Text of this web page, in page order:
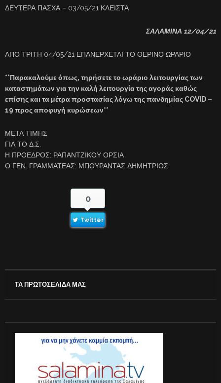
ΔΕΥΤΕΡΑ ΠΑΣΧΑ – 03/05/21 ΚΛΕΙΣΤΑ
ΣΑΛΑΜΙΝΑ 12/04/21
ΑΠΟ ΤΡΙΤΗ 04/05/21 ΕΠΑΝΕΡΧΕΤΑΙ ΤΟ ΘΕΡΙΝΟ ΩΡΑΡΙΟ
**Παρακαλούμε όπως, τηρήσετε το ωράριο λειτουργίας των
καταστημάτων για την καλή λειτουργία της αγοράς καθώς
επίσης και τα μέτρα προστασίας λόγω της πανδημίας COVID –
19 προς αποφυγή κυρώσεων**
ΜΕΤΑ ΤΙΜΗΣ
ΓΙΑ ΤΟ Δ.Σ.
Η ΠΡΟΕΔΡΟΣ: ΡΑΠΑΝΤΖΙΚΟΥ ΟΡΣΙΑ
Ο ΓΕΝ. ΓΡΑΜΜΑΤΕΑΣ: ΜΠΟΥΡΑΝΤΑΣ ΔΗΜΗΤΡΙΟΣ
0
Twitter
ΤΑ ΠΡΩΤΟΣΕΛΙΔΑ ΜΑΣ